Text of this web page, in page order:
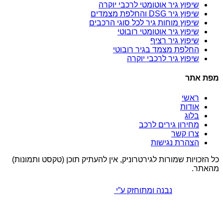
שיפוץ גיר אוטומטי לרכבי יוקרה
שיפוץ גיר DSG והחלפת מצמדים
שיפוץ מוחות גיר לכל סוגי הרכבים
שיפוץ גיר אוטומטי רובוטי
שיפוץ גיר רציף
החלפת מצמד בגיר רובוטי
שיפוץ גיר לרכבי יוקרה
מפת אתר
ראשי
אודות
בלוג
מחירון גירים לרכב
צרו קשר
הצהרת נגישות
כל הזכויות שמורות לגירטרוניק, אין להעתיק תוכן (טקסט ותמונות)
מהאתר.
נבנה ומתוחזק ע”י